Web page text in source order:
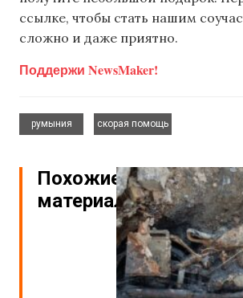
ссылке, чтобы стать нашим
сложно и даже приятно.
Поддержи NewsMaker!
румыния
скорая помощь
Похожие
материалы